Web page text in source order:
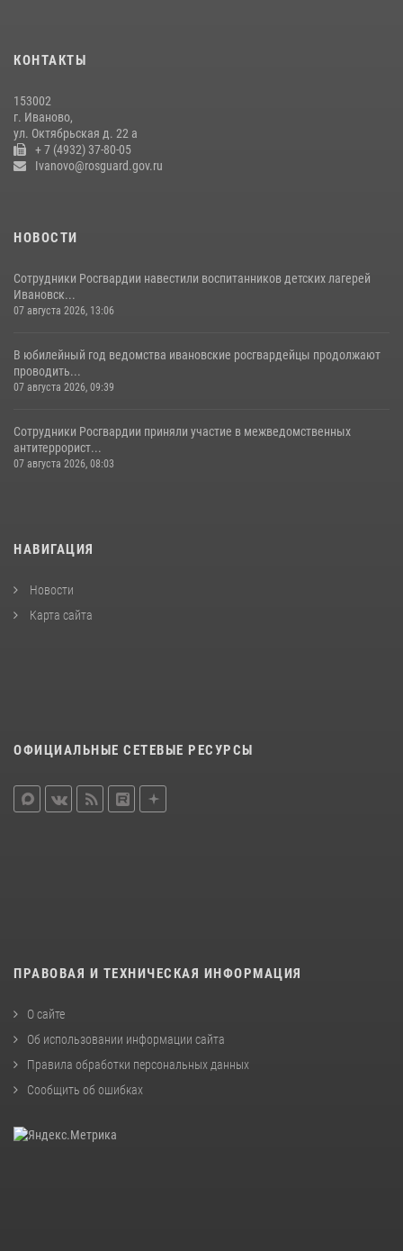
В Иванове росгвардейцы обеспечили безопасность граждан во
«Россия»
20 июля 2026, 09:12 3
КОНТАКТЫ
153002
г. Иваново,
ул. Октябрьская д. 22 а
+ 7 (4932) 37-80-05
Ivanovo@rosguard.gov.ru
НОВОСТИ
Сотрудники Росгвардии навестили воспитанников детских лагерей
Ивановск...
07 августа 2026, 13:06
В юбилейный год ведомства ивановские росгвардейцы продолжают
проводить...
07 августа 2026, 09:39
Сотрудники Росгвардии приняли участие в межведомственных
антитеррорист...
07 августа 2026, 08:03
НАВИГАЦИЯ
Новости
Карта сайта
ОФИЦИАЛЬНЫЕ СЕТЕВЫЕ РЕСУРСЫ
ПРАВОВАЯ И ТЕХНИЧЕСКАЯ ИНФОРМАЦИЯ
О сайте
Об использовании информации сайта
Правила обработки персональных данных
Сообщить об ошибках